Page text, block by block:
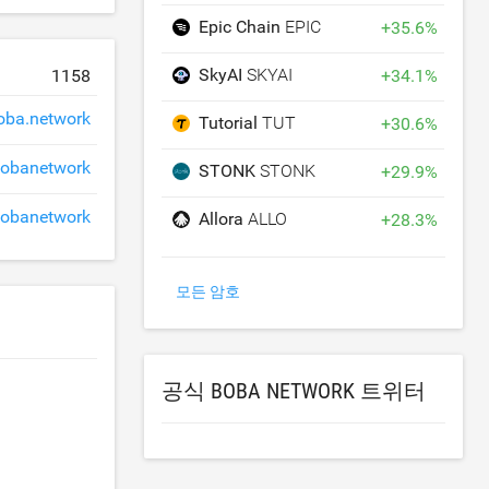
1158
Epic Chain EPIC +35.6%
SkyAISKYAI +34.1%
TutorialTUT +30.6%
STONKSTONK +29.9%
AlloraALLO +28.3%
모든 암호
공식 BOBA NETWORK 트위터